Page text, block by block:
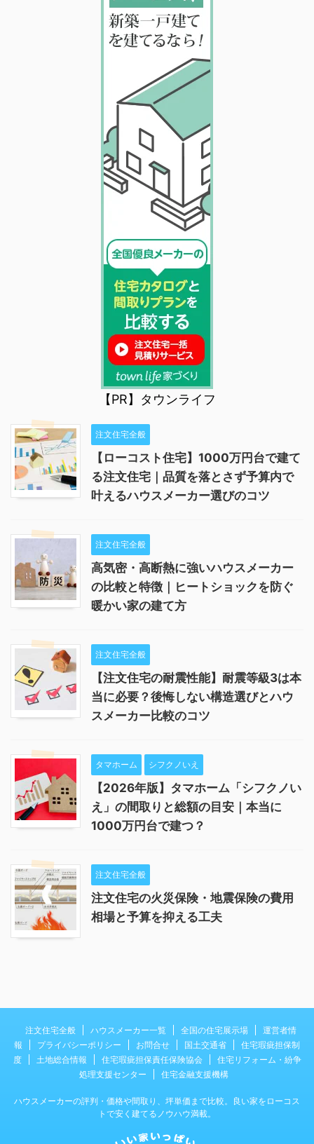
【PR】タウンライフ
注文住宅全般
【ローコスト住宅】1000万円台で建て
る注文住宅｜品質を落とさず予算内で
叶えるハウスメーカー選びのコツ
注文住宅全般
高気密・高断熱に強いハウスメーカー
の比較と特徴｜ヒートショックを防ぐ
暖かい家の建て方
注文住宅全般
【注文住宅の耐震性能】耐震等級3は本
当に必要？後悔しない構造選びとハウ
スメーカー比較のコツ
タマホーム シフクノいえ
【2026年版】タマホーム「シフクノい
え」の間取りと総額の目安｜本当に
1000万円台で建つ？
注文住宅全般
注文住宅の火災保険・地震保険の費用
相場と予算を抑える工夫
注文住宅全般 ハウスメーカー一覧 全国の住宅展示場
運営者情
報
プライバシーポリシー お問合せ 国土交通省
住宅瑕疵担保制
度
土地総合情報 住宅瑕疵担保責任保険協会
住宅リフォーム・紛争
処理支援センター
住宅金融支援機構
ハウスメーカーの評判・価格や間取り、坪単価まで比較。良い家をローコス
トで安く建てるノウハウ満載。